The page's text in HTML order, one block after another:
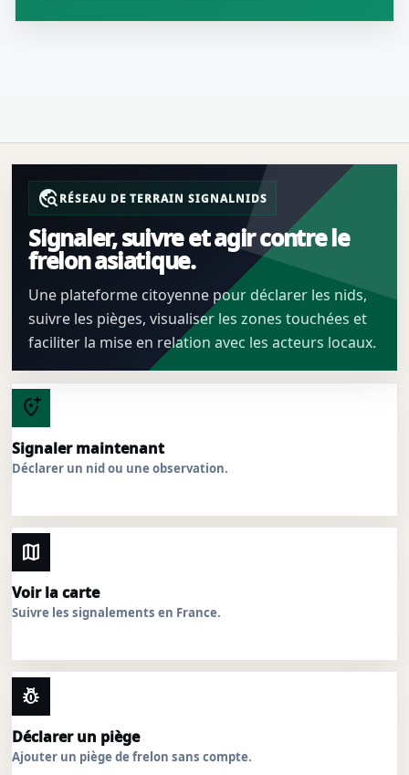
travel_exploreRÉSEAU DE TERRAIN SIGNALNIDS
Signaler, suivre et agir contre le
frelon asiatique.
Une plateforme citoyenne pour déclarer les nids,
suivre les pièges, visualiser les zones touchées et
faciliter la mise en relation avec les acteurs locaux.
add_location_alt
Signaler maintenant
Déclarer un nid ou une observation.
map
Voir la carte
Suivre les signalements en France.
pest_control
Déclarer un piège
Ajouter un piège de frelon sans compte.